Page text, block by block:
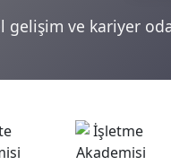
gelişim ve kariyer